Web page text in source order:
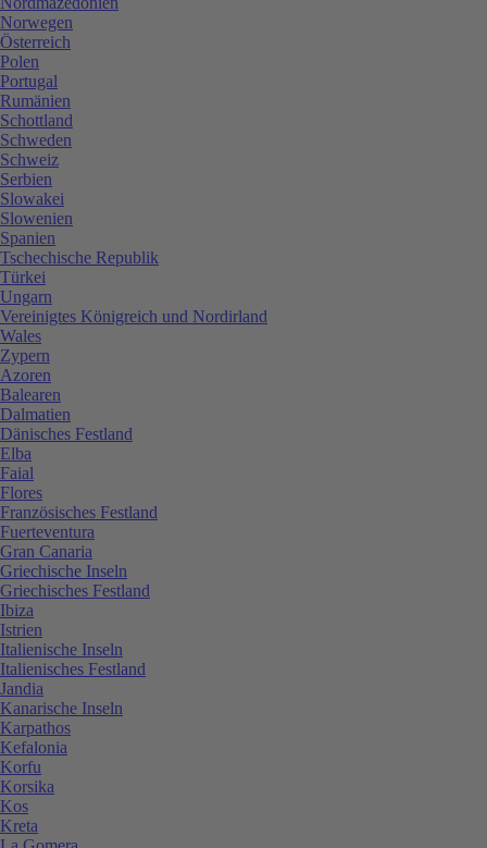
Norwegen
Österreich
Polen
Portugal
Rumänien
Schottland
Schweden
Schweiz
Serbien
Slowakei
Slowenien
Spanien
Tschechische Republik
Türkei
Ungarn
Vereinigtes Königreich und Nordirland
Wales
Zypern
Azoren
Balearen
Dalmatien
Dänisches Festland
Elba
Faial
Flores
Französisches Festland
Fuerteventura
Gran Canaria
Griechische Inseln
Griechisches Festland
Ibiza
Istrien
Italienische Inseln
Italienisches Festland
Jandia
Kanarische Inseln
Karpathos
Kefalonia
Korfu
Korsika
Kos
Kreta